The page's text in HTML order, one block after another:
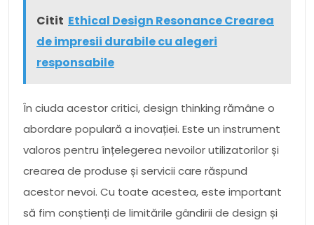
Citit Ethical Design Resonance Crearea
de impresii durabile cu alegeri
responsabile
În ciuda acestor critici, design thinking rămâne o
abordare populară a inovației. Este un instrument
valoros pentru înțelegerea nevoilor utilizatorilor și
crearea de produse și servicii care răspund
acestor nevoi. Cu toate acestea, este important
să fim conștienți de limitările gândirii de design și